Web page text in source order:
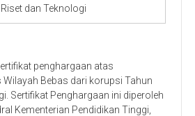
dan Teknologi
penghargaan atas
Bebas dari korupsi Tahun
Sertifikat Penghargaan ini diperoleh
Kementerian Pendidikan Tinggi,